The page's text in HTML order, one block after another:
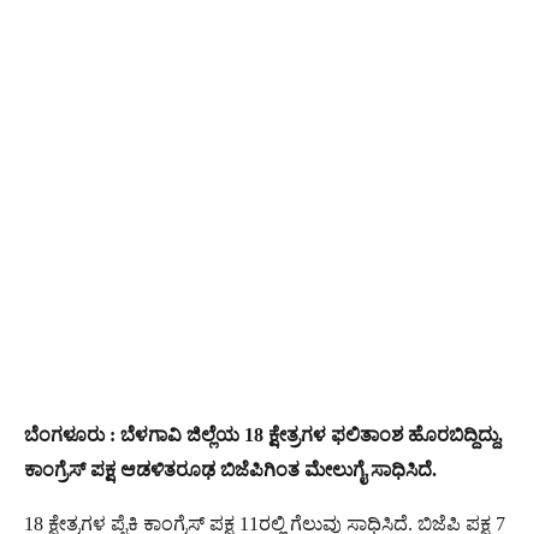
ಬೆಂಗಳೂರು : ಬೆಳಗಾವಿ ಜಿಲ್ಲೆಯ 18 ಕ್ಷೇತ್ರಗಳ ಫಲಿತಾಂಶ ಹೊರಬಿದ್ದಿದ್ದು,
ಕಾಂಗ್ರೆಸ್ ಪಕ್ಷ ಆಡಳಿತರೂಢ ಬಿಜೆಪಿಗಿಂತ ಮೇಲುಗೈ ಸಾಧಿಸಿದೆ.
18 ಕ್ಷೇತ್ರಗಳ ಪೈಕಿ ಕಾಂಗ್ರೆಸ್ ಪಕ್ಷ 11ರಲ್ಲಿ ಗೆಲುವು ಸಾಧಿಸಿದೆ. ಬಿಜೆಪಿ ಪಕ್ಷ 7